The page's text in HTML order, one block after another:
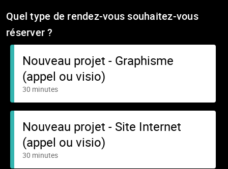
Quel type de rendez-vous souhaitez-vous
réserver ?
Nouveau projet - Graphisme
(appel ou visio)
30 minutes
Nouveau projet - Site Internet
(appel ou visio)
30 minutes